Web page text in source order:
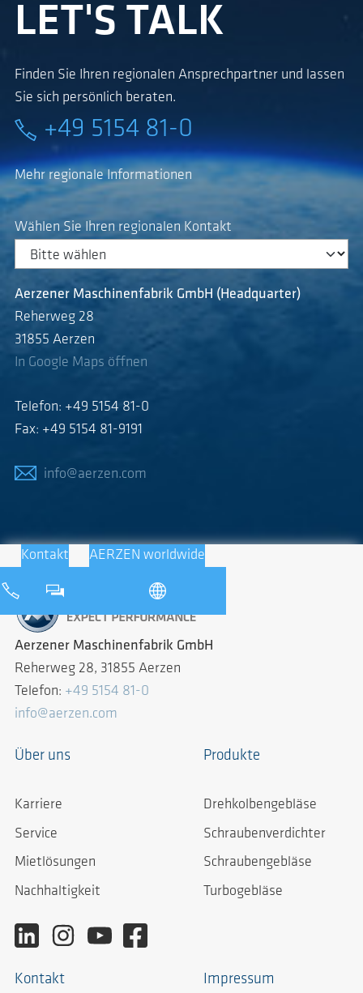
LET'S TALK
Finden Sie Ihren regionalen Ansprechpartner und lassen
Sie sich persönlich beraten.
+49 5154 81-0
Mehr regionale Informationen
Wählen Sie Ihren regionalen Kontakt
Aerzener Maschinenfabrik GmbH (Headquarter)
Reherweg 28
31855 Aerzen
In Google Maps öffnen
Telefon: +49 5154 81-0
Fax: +49 5154 81-9191
info@aerzen.com
Kontakt AERZEN worldwide
Aerzener Maschinenfabrik GmbH
Reherweg 28, 31855 Aerzen
Telefon: +49 5154 81-0
info@aerzen.com
Über uns
Karriere
Service
Mietlösungen
Nachhaltigkeit
Produkte
Drehkolbengebläse
Schraubenverdichter
Schraubengebläse
Turbogebläse
Kontakt Impressum